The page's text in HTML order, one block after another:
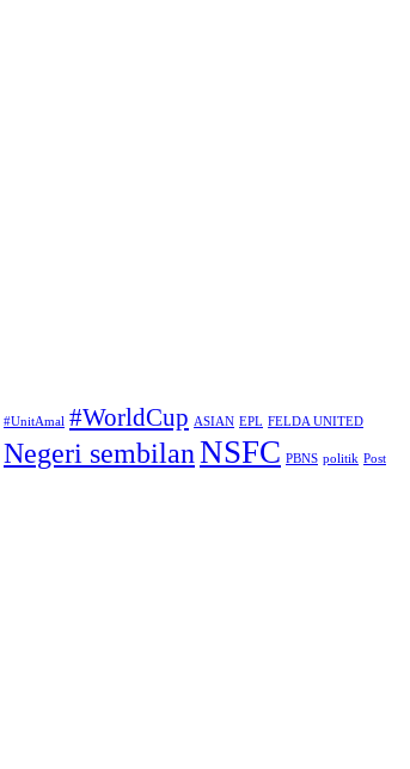
#UnitAmal #WorldCup ASIAN EPL FELDA UNITED
Negeri sembilanNSFC PBNS politik Post